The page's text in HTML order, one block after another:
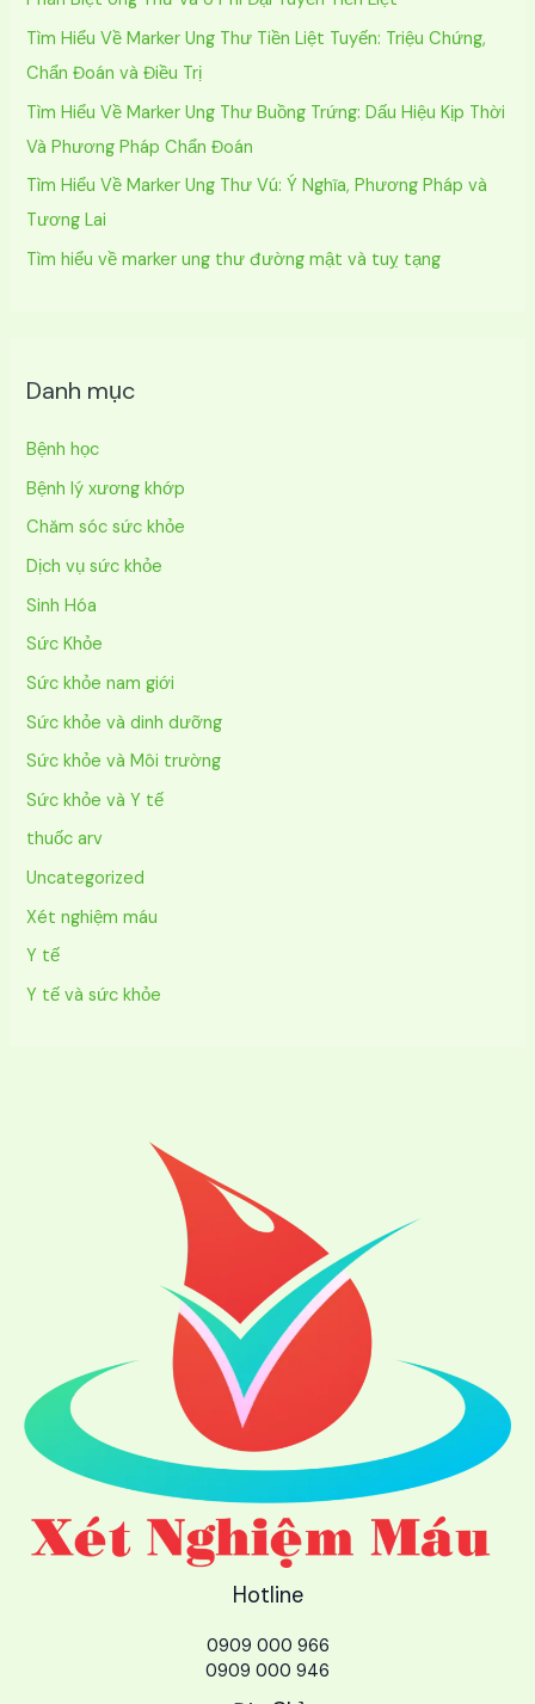
m
Tìm Hiểu Về Marker Ung Thư Tiền Liệt Tuyến: Triệu Chứng,
Chẩn Đoán và Điều Trị
Tìm Hiểu Về Marker Ung Thư Buồng Trứng: Dấu Hiệu Kịp Thời
Và Phương Pháp Chẩn Đoán
Tìm Hiểu Về Marker Ung Thư Vú: Ý Nghĩa, Phương Pháp và
Tương Lai
Tìm hiểu về marker ung thư đường mật và tuỵ tạng
Danh mục
Bệnh học
Bệnh lý xương khớp
Chăm sóc sức khỏe
Dịch vụ sức khỏe
Sinh Hóa
Sức Khỏe
Sức khỏe nam giới
Sức khỏe và dinh dưỡng
Sức khỏe và Môi trường
Sức khỏe và Y tế
thuốc arv
Uncategorized
Xét nghiệm máu
Y tế
Y tế và sức khỏe
Hotline
0909 000 966
0909 000 946